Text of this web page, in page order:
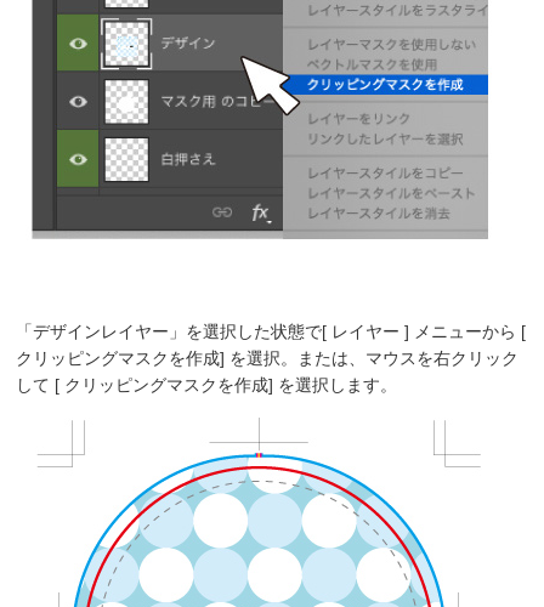
「デザインレイヤー」を選択した状態で[ レイヤー ] メニューから [
クリッピングマスクを作成] を選択。または、マウスを右クリック
して [ クリッピングマスクを作成] を選択します。